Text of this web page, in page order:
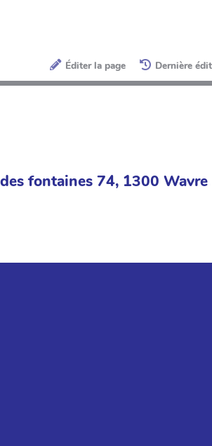
Éditer la page Dernière
fontaines 74, 1300